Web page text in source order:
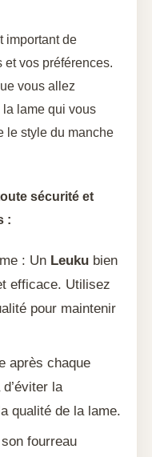
important de
et vos préférences.
vous allez
la lame qui vous
le style du manche
sécurité et
:
: Un Leuku bien
efficace. Utilisez
pour maintenir
après chaque
la
qualité de la lame.
fourreau